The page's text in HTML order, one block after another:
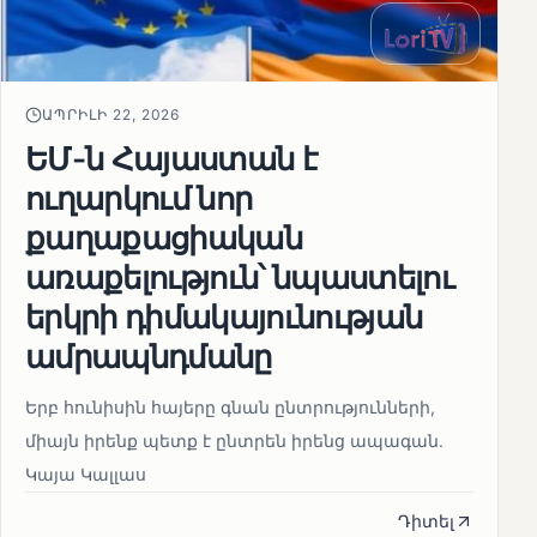
ԱՊՐԻԼԻ 22, 2026
ԵՄ-ն Հայաստան է
ուղարկում նոր
քաղաքացիական
առաքելություն՝ նպաստելու
երկրի դիմակայունության
ամրապնդմանը
Երբ հունիսին հայերը գնան ընտրությունների,
միայն իրենք պետք է ընտրեն իրենց ապագան.
Կայա Կալլաս
Դիտել